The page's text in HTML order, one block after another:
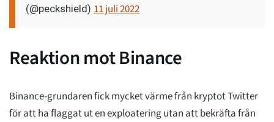
(@peckshield) 11 juli 2022
Reaktion mot Binance
Binance-grundaren fick mycket värme från kryptot Twitter
för att ha flaggat ut en exploatering utan att bekräfta från